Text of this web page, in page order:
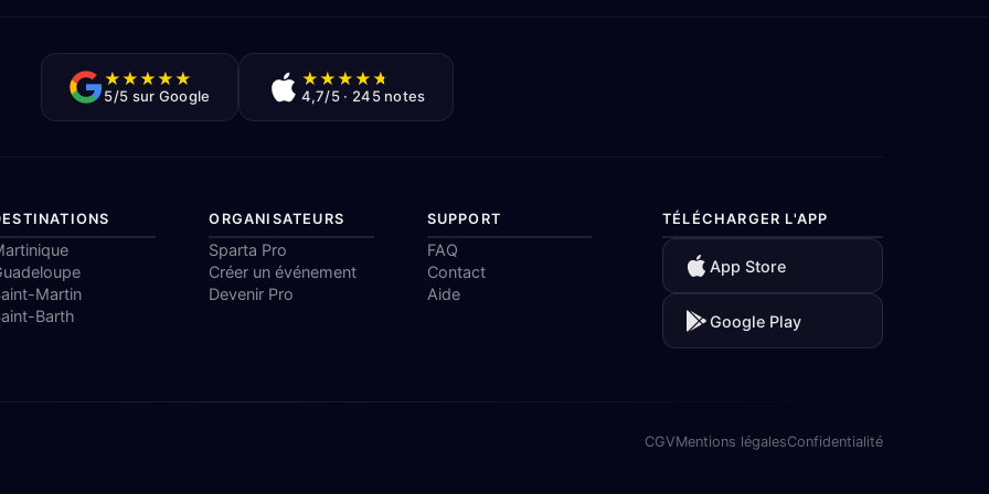
★★★★★
5/5 sur Google
★★★★★
4,7/5 · 245 notes
Martin
Barth
ORGANISATEURS
Sparta Pro
Créer un événement
Devenir Pro
SUPPORT
FAQ
Contact
Aide
TÉLÉCHARGER L'APP
App Store
Google Play
CGVMentions légalesConfidentialité